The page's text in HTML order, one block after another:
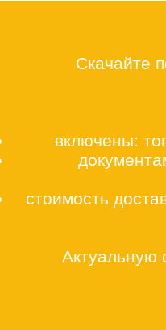
Скачайте
включены:
стоимость
Актуальную